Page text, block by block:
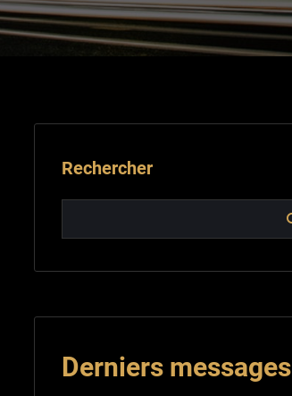
Rechercher
Derniers messages